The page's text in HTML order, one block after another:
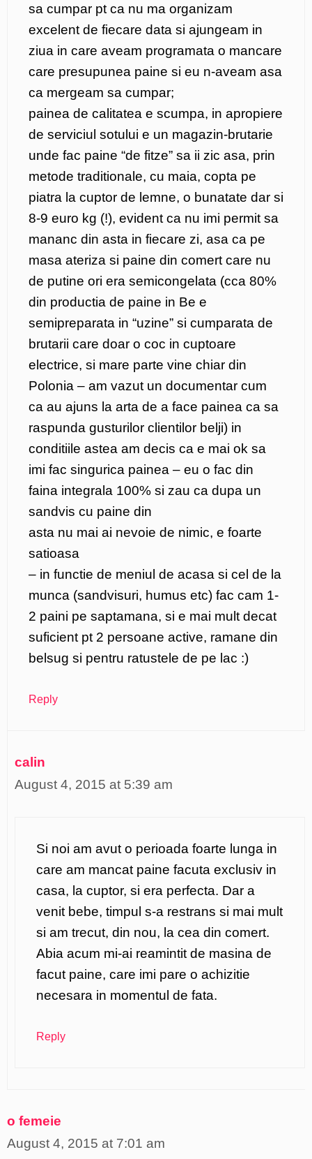
sa cumpar pt ca nu ma organizam
excelent de fiecare data si ajungeam in
ziua in care aveam programata o mancare
care presupunea paine si eu n-aveam asa
ca mergeam sa cumpar;
painea de calitatea e scumpa, in apropiere
de serviciul sotului e un magazin-brutarie
unde fac paine “de fitze” sa ii zic asa, prin
metode traditionale, cu maia, copta pe
piatra la cuptor de lemne, o bunatate dar si
8-9 euro kg (!), evident ca nu imi permit sa
mananc din asta in fiecare zi, asa ca pe
masa ateriza si paine din comert care nu
de putine ori era semicongelata (cca 80%
din productia de paine in Be e
semipreparata in “uzine” si cumparata de
brutarii care doar o coc in cuptoare
electrice, si mare parte vine chiar din
Polonia – am vazut un documentar cum
ca au ajuns la arta de a face painea ca sa
raspunda gusturilor clientilor belji) in
conditiile astea am decis ca e mai ok sa
imi fac singurica painea – eu o fac din
faina integrala 100% si zau ca dupa un
sandvis cu paine din
asta nu mai ai nevoie de nimic, e foarte
satioasa
– in functie de meniul de acasa si cel de la
munca (sandvisuri, humus etc) fac cam 1-
2 paini pe saptamana, si e mai mult decat
suficient pt 2 persoane active, ramane din
belsug si pentru ratustele de pe lac :)
Reply
calin
August 4, 2015 at 5:39 am
Si noi am avut o perioada foarte lunga in
care am mancat paine facuta exclusiv in
casa, la cuptor, si era perfecta. Dar a
venit bebe, timpul s-a restrans si mai mult
si am trecut, din nou, la cea din comert.
Abia acum mi-ai reamintit de masina de
facut paine, care imi pare o achizitie
necesara in momentul de fata.
Reply
o femeie
August 4, 2015 at 7:01 am